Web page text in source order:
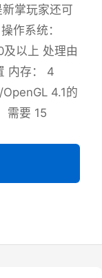
掌玩家还可
作系统：
以上 处理由
内存： 4
4.1的
需要 15